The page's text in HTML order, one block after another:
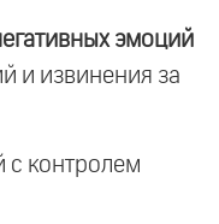
эмоций
и извинения за
с контролем